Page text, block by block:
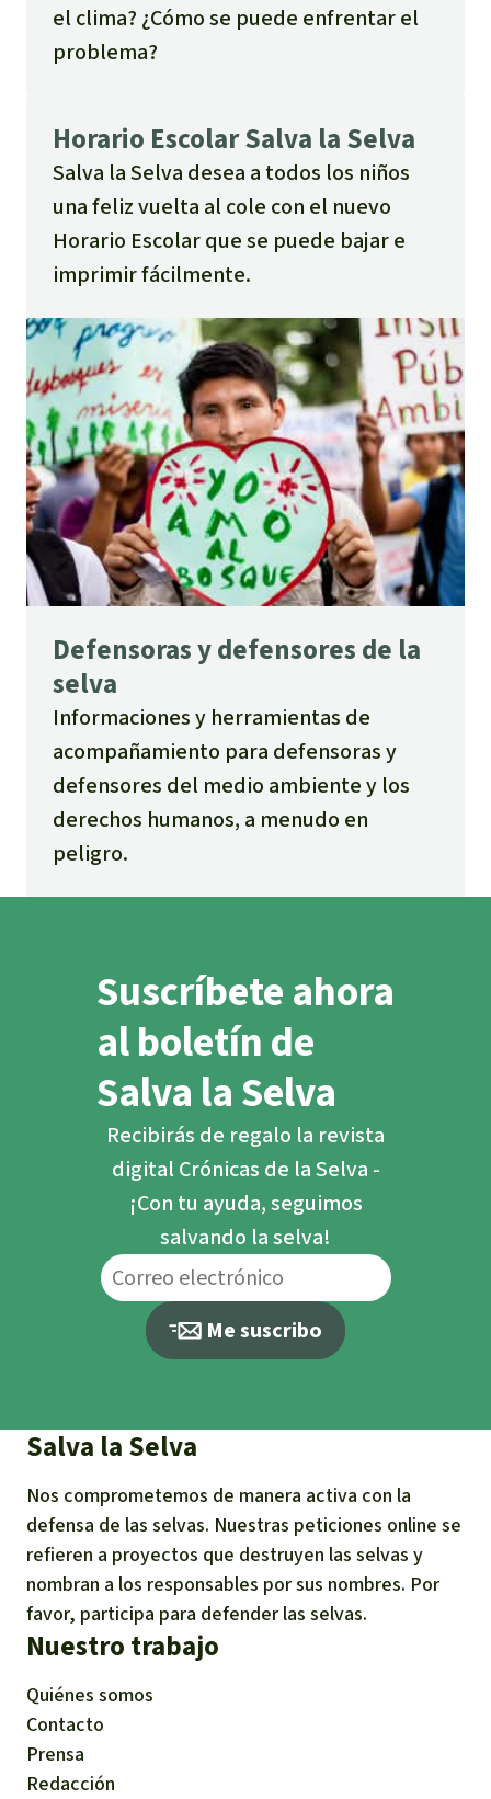
el clima? ¿Cómo se puede enfrentar el
problema?
Horario Escolar Salva la Selva
Salva la Selva desea a todos los niños
una feliz vuelta al cole con el nuevo
Horario Escolar que se puede bajar e
imprimir fácilmente.
Defensoras y defensores de la
selva
Informaciones y herramientas de
acompañamiento para defensoras y
defensores del medio ambiente y los
derechos humanos, a menudo en
peligro.
Suscríbete ahora
al boletín de
Salva la Selva
Recibirás de regalo la revista
digital Crónicas de la Selva -
¡Con tu ayuda, seguimos
salvando la selva!
Me suscribo
Salva la Selva
Nos comprometemos de manera activa con la
defensa de las selvas. Nuestras peticiones online se
refieren a proyectos que destruyen las selvas y
nombran a los responsables por sus nombres. Por
favor, participa para defender las selvas.
Nuestro trabajo
Quiénes somos
Contacto
Prensa
Redacción